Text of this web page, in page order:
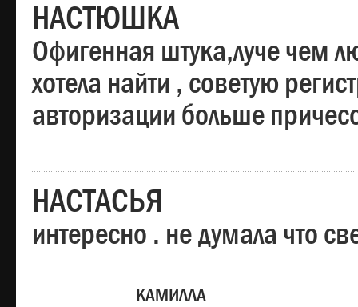
НАСТЮШКА
Офигенная штука,луче чем
хотела найти , советую
авторизации больше
НАСТАСЬЯ
интересно . не думала что
КАМИЛЛА